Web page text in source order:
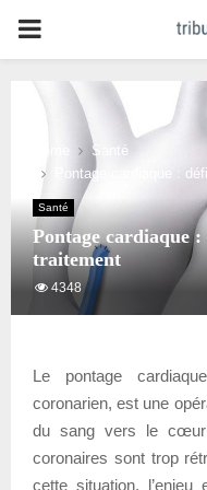
PRIMARY
MENU
Santé
Pontage cardiaque :
Santé
Pontage cardiaque
traitement
4348
Le pontage
coronarien, est une
du sang vers le cœur
coronaires sont trop
cette situation,